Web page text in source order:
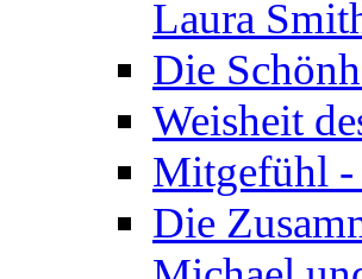
Laura
Die
Weisheit
Mitgefühl -
Die